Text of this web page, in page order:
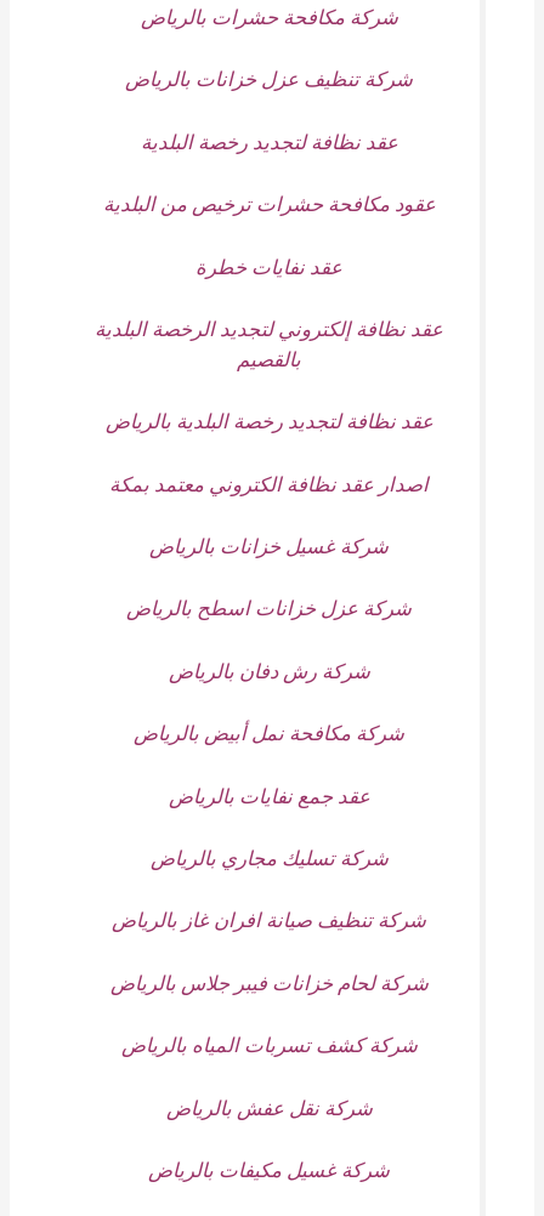
شركة مكافحة حشرات بالرياض
شركة تنظيف عزل خزانات بالرياض
عقد نظافة لتجديد رخصة البلدية
عقود مكافحة حشرات ترخيص من البلدية
عقد نفايات خطرة
عقد نظافة إلكتروني لتجديد الرخصة البلدية
بالقصيم
عقد نظافة لتجديد رخصة البلدية بالرياض
اصدار عقد نظافة الكتروني معتمد بمكة
شركة غسيل خزانات بالرياض
شركة عزل خزانات اسطح بالرياض
شركة رش دفان بالرياض
شركة مكافحة نمل أبيض بالرياض
عقد جمع نفايات بالرياض
شركة تسليك مجاري بالرياض
شركة تنظيف صيانة افران غاز بالرياض
شركة لحام خزانات فيبر جلاس بالرياض
شركة كشف تسربات المياه بالرياض
شركة نقل عفش بالرياض
شركة غسيل مكيفات بالرياض